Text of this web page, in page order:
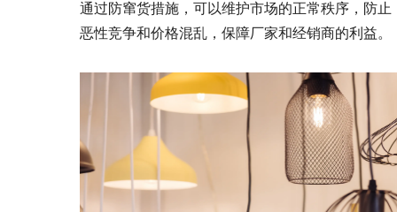
通过防窜货措施，可以维护市场的正常秩序，防止
恶性竞争和价格混乱，保障厂家和经销商的利益。